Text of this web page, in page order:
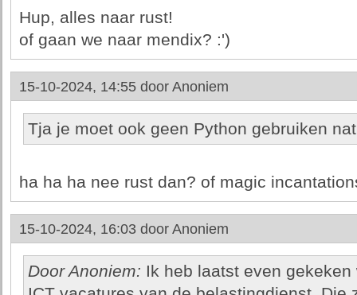
Hup, alles naar rust!
of gaan we naar mendix? :')
15-10-2024, 14:55 door Anoniem
Tja je moet ook geen Python gebruiken
ha ha ha nee rust dan? of magic
15-10-2024, 16:03 door Anoniem
Door Anoniem: Ik heb laatst even